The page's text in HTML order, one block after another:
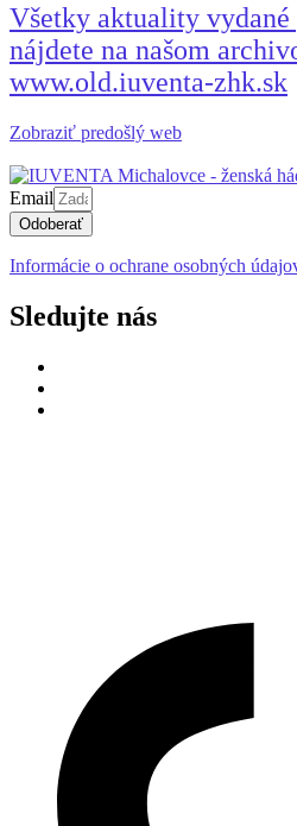
Všetky aktuality vydané
nájdete na našom
www.old.iuventa-zhk.sk
Zobraziť predošlý web
Email
Odoberať
Informácie o ochrane osobných
Sledujte nás